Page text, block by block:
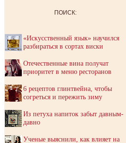
ПОИСК:
«Искусственный язык» научился
разбираться в сортах виски
Отечественные вина получат
приоритет в меню ресторанов
6 рецептов глинтвейна, чтобы
согреться и пережить зиму
Из петуха напиток забыт давным-
давно
Ученые выяснили, как влияет на